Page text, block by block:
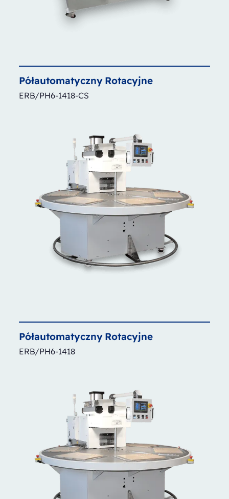
Półautomatyczny Rotacyjne
ERB/PH6-1418-CS
Półautomatyczny Rotacyjne
ERB/PH6-1418